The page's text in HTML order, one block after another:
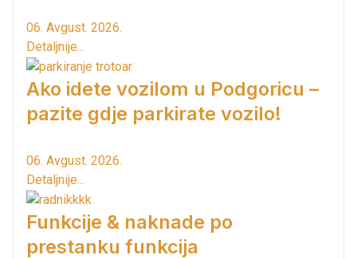
06. Avgust. 2026.
Detaljnije...
Ako idete vozilom u Podgoricu –
pazite gdje parkirate vozilo!
06. Avgust. 2026.
Detaljnije...
Funkcije & naknade po
prestanku funkcija